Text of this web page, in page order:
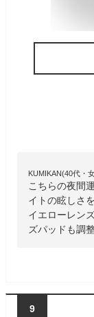
KUMIKAN(40代・
こちらの夜間
イトの眩しさ
イエローレン
ズパッドも調
9